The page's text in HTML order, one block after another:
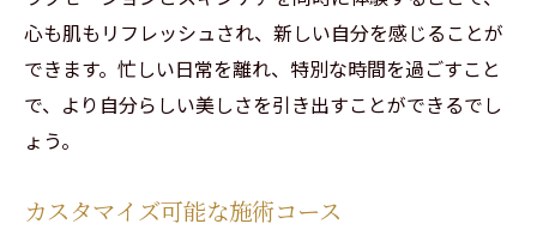
心も肌もリフレッシュされ、新しい自分を感じることが
できます。忙しい日常を離れ、特別な時間を過ごすこと
で、より自分らしい美しさを引き出すことができるでし
ょう。
カスタマイズ可能な施術コース